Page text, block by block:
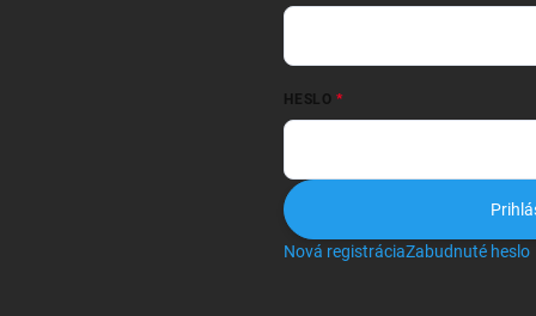
HESLO
Nová registráciaZabudnuté heslo